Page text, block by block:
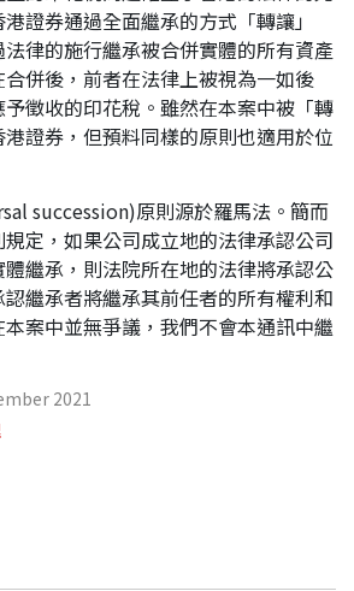
證券通過全面繼承的方式「轉讓」
法律的施行繼承被合併實體的所有資產
併後，前者在法律上被視為一如後
徵收的印花稅。雖然在本案中被「轉
證券，但預料同樣的原則也適用於位
succession)原則源於羅馬法。簡而
定，如果公司成立地的法律承認公司
繼承，則法院所在地的法律將承認公
繼承者將繼承其前任者的所有權利和
案中並無爭議，我們不會本通訊中繼
2021